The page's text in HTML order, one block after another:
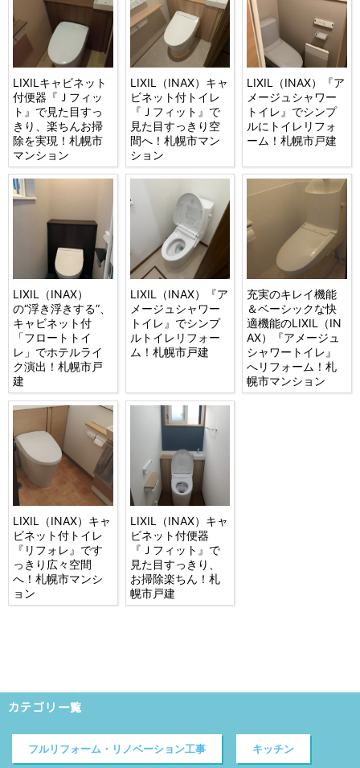
LIXILキャビネット
付便器『Ｊフィッ
ト』で見た目すっ
きり、楽ちんお掃
除を実現！札幌市
マンション
LIXIL（INAX）キャ
ビネット付トイレ
『Ｊフィット』で
見た目すっきり空
間へ！札幌市マン
ション
LIXIL（INAX）『ア
メージュシャワー
トイレ』でシンプ
ルにトイレリフォ
ーム！札幌市戸建
LIXIL（INAX）
の“浮き浮きする”、
キャビネット付
「フロートトイ
レ」でホテルライ
ク演出！札幌市戸
建
LIXIL（INAX）『ア
メージュシャワー
トイレ』でシンプ
ルトイレリフォー
ム！札幌市戸建
充実のキレイ機能
＆ベーシックな快
適機能のLIXIL（IN
AX）『アメージュ
シャワートイレ』
へリフォーム！札
幌市マンション
LIXIL（INAX）キャ
ビネット付トイレ
『リフォレ』です
っきり広々空間
へ！札幌市マンシ
ョン
LIXIL（INAX）キャ
ビネット付便器
『Ｊフィット』で
見た目すっきり、
お掃除楽ちん！札
幌市戸建
カテゴリ一覧
フルリフォーム・リノベーション工事 キッチン